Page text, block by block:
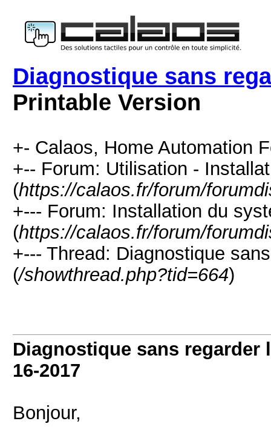
Diagnostique sans
Printable Version
+- Calaos, Home Automation
+-- Forum: Utilisation -
(https://calaos.fr/forum/
+--- Forum: Installation du
(https://calaos.fr/forum/
+--- Thread: Diagnostique
(/showthread.php?tid=664)
Diagnostique sans regarder
16-2017
Bonjour,